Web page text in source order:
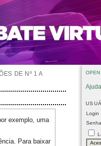
OPEN
Login
Senha
DE Nº 1 A
exemplo, uma
Para baixar